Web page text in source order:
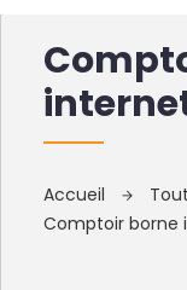
Accueil
Comptoir borne